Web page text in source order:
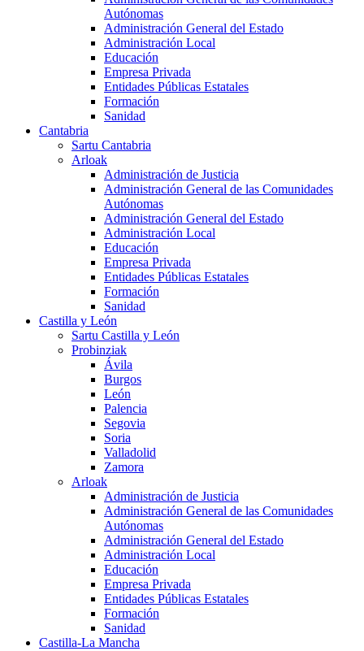
Autónomas
Administración General del Estado
Administración Local
Educación
Empresa Privada
Entidades Públicas Estatales
Formación
Sanidad
Cantabria
Sartu Cantabria
Arloak
Administración de Justicia
Administración General de las Comunidades
Autónomas
Administración General del Estado
Administración Local
Educación
Empresa Privada
Entidades Públicas Estatales
Formación
Sanidad
Castilla y León
Sartu Castilla y León
Probinziak
Ávila
Burgos
León
Palencia
Segovia
Soria
Valladolid
Zamora
Arloak
Administración de Justicia
Administración General de las Comunidades
Autónomas
Administración General del Estado
Administración Local
Educación
Empresa Privada
Entidades Públicas Estatales
Formación
Sanidad
Castilla-La Mancha